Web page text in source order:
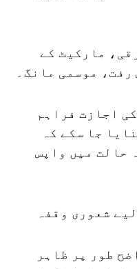
مارکیٹ کے
موسمی مانگ۔
اجازت فراہم
جا سکے کہ
حالت میں واپس
شعوری وقفہ
طور پر ظاہر